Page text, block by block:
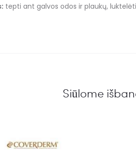
tepti ant galvos odos ir plaukų,
Siūlome